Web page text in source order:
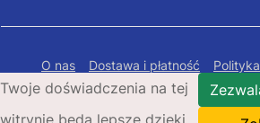
O nas Dostawa i płatność
Polityka prywatności
Copyright © 2026 Bigbaterii.pl.
Twoje doświadczenia na tej
witrynie będą lepsze dzięki